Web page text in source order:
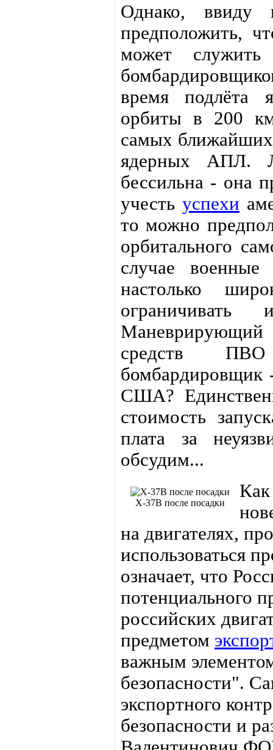
Однако, ввиду
предположить,
может
время подлёта
орбиты в 200
самых
ядерных АПЛ.
бессильна - она
учестьуспехи
то можно
орбитального
случае военные
настолько
средств ПВО
бомбардировщик
США?
стоимость
плата за
обсудим...
X-37B после посадки
на двигателях,
использоваться
означает, что
потенциального
российских
предметом
важным
безопасности".
экспортного
безопасности и